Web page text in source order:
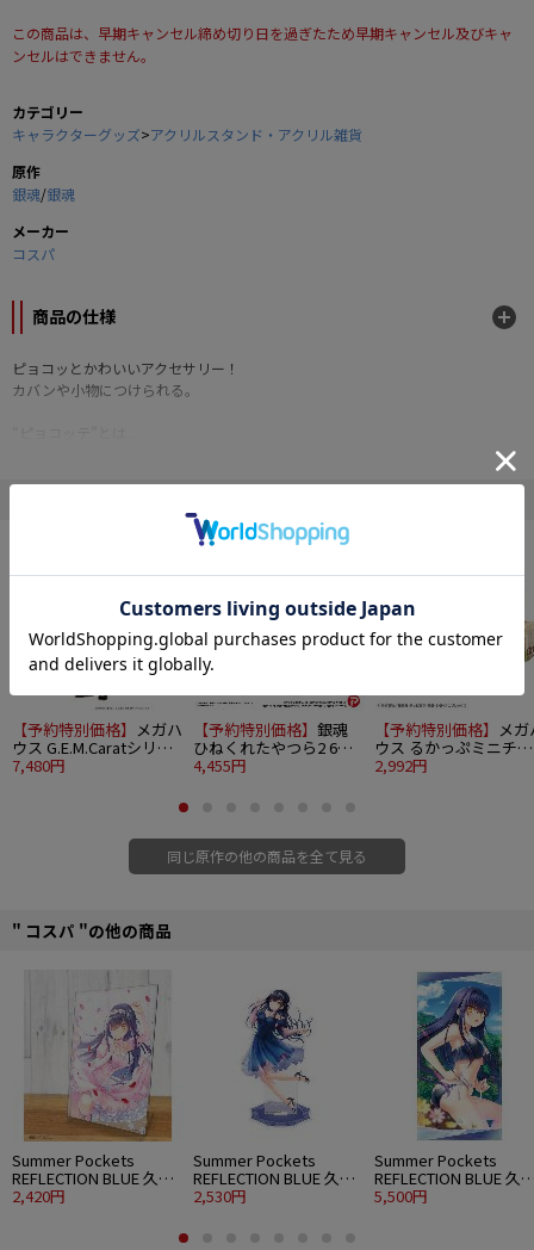
この商品は、早期キャンセル締め切り日を過ぎたため早期キャンセル及びキャ
ンセルはできません。
カテゴリー
キャラクターグッズ>アクリルスタンド・アクリル雑貨
原作
銀魂/銀魂
メーカー
コスパ
商品の仕様
ピョコッとかわいいアクセサリー！
カバンや小物につけられる。
キャラクターがピョコっと顔を出しているように見えるユニークなキャラクタ
・軽くて丈夫、汚れにも強いアクリル製。
・クリップにはマグネット付き。さまざまなシーンに対応。
・お菓子のパッケージなど、袋の開け口を留めるクリップとしても使用できま
※「ピョコッテ」はコスパの登録商標です。
■サイズ：80mm程度
■素材：アクリル
©空知英秋／集英社･テレビ東京･電通･BNP･アニプレックス
【予約特別価格】 メガハ
ウス G.E.M.Caratシリー
ズ 銀魂 坂田銀時Ver.攘
7,480円
【予約特別価格】 銀魂
ひねくれたやつら2 6個
入り1BOX
4,455円
【予約特別価格】 メガ
ウス るかっぷミニチュ
アコレクション 銀魂 4
2,992円
同じ原作の他の商品を全て見る
" コスパ "の他の商品
Summer Pockets
REFLECTION BLUE 久島
鴎 アクリルアートスタ
2,420円
Summer Pockets
REFLECTION BLUE 久島
鴎 アクリルスタンド 大
2,530円
Summer Pockets
REFLECTION BLUE 久
鴎 120cmビッグタオル
5,500円